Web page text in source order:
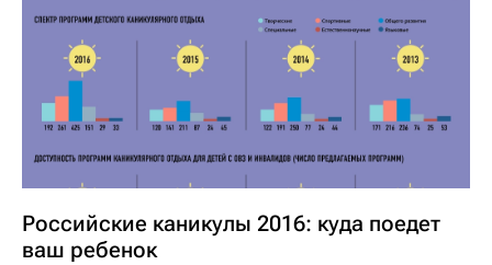
Российские каникулы 2016: куда поедет
ваш ребенок